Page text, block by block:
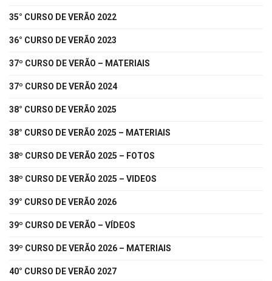
35° CURSO DE VERÃO 2022
36° CURSO DE VERÃO 2023
37º CURSO DE VERÃO – MATERIAIS
37º CURSO DE VERÃO 2024
38° CURSO DE VERÃO 2025
38° CURSO DE VERÃO 2025 – MATERIAIS
38º CURSO DE VERÃO 2025 – FOTOS
38º CURSO DE VERÃO 2025 – VIDEOS
39° CURSO DE VERÃO 2026
39º CURSO DE VERÃO – VÍDEOS
39º CURSO DE VERÃO 2026 – MATERIAIS
40° CURSO DE VERÃO 2027